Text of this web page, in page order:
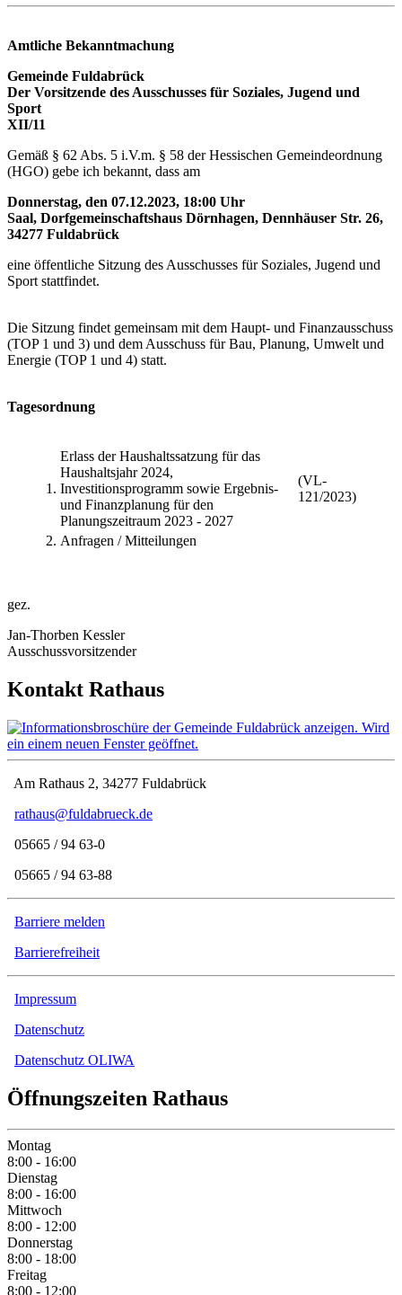
Amtliche Bekanntmachung
Gemeinde Fuldabrück
Der Vorsitzende des Ausschusses für Soziales, Jugend und
Sport
XII/11
Gemäß § 62 Abs. 5 i.V.m. § 58 der Hessischen Gemeindeordnung
(HGO) gebe ich bekannt, dass am
Donnerstag, den 07.12.2023, 18:00 Uhr
Saal, Dorfgemeinschaftshaus Dörnhagen, Dennhäuser Str. 26,
34277 Fuldabrück
eine öffentliche Sitzung des Ausschusses für Soziales, Jugend und
Sport stattfindet.
Die Sitzung findet gemeinsam mit dem Haupt- und Finanzausschuss
(TOP 1 und 3) und dem Ausschuss für Bau, Planung, Umwelt und
Energie (TOP 1 und 4) statt.
Tagesordnung
1.
Erlass der Haushaltssatzung für das
Haushaltsjahr 2024,
Investitionsprogramm sowie Ergebnis-
und Finanzplanung für den
Planungszeitraum 2023 - 2027
(VL-
121/2023)
2. Anfragen / Mitteilungen
gez.
Jan-Thorben Kessler
Ausschussvorsitzender
Kontakt Rathaus
Am Rathaus 2, 34277 Fuldabrück
rathaus@fuldabrueck.de
05665 / 94 63-0
05665 / 94 63-88
Barriere melden
Barrierefreiheit
Impressum
Datenschutz
Datenschutz OLIWA
Öffnungszeiten Rathaus
Montag
8:00 - 16:00
Dienstag
8:00 - 16:00
Mittwoch
8:00 - 12:00
Donnerstag
8:00 - 18:00
Freitag
8:00 - 12:00